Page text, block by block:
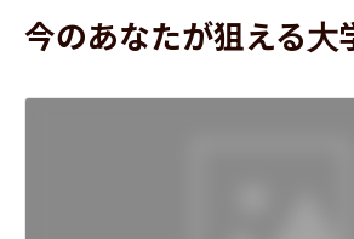
今のあなたが狙える大